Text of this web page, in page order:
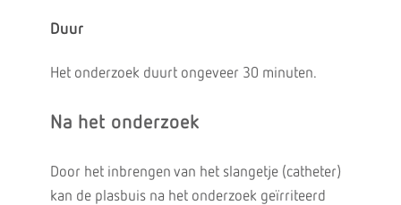
Duur
Het onderzoek duurt ongeveer 30 minuten.
Na het onderzoek
Door het inbrengen van het slangetje (catheter)
kan de plasbuis na het onderzoek geïrriteerd